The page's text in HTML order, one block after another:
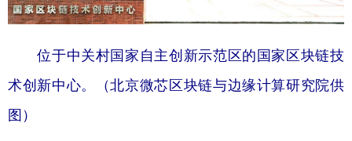
公益 一带一路 上市公司
文化产业
地方频道
位于中关村国家自主创新示范区的国家区块链技
术创新中心。（北京微芯区块链与边缘计算研究院供
图）